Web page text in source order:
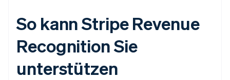
So kann Stripe Revenue
Recognition Sie
unterstützen